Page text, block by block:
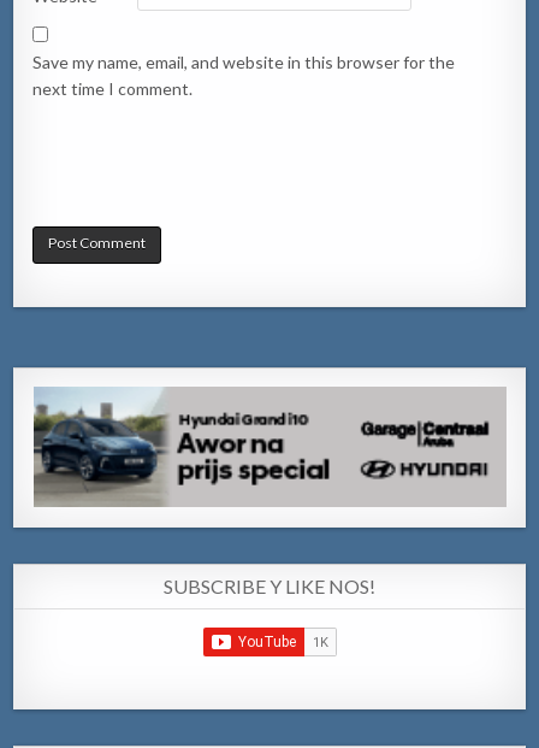
Save my name, email, and website in this browser for the
next time I comment.
SUBSCRIBE Y LIKE NOS!